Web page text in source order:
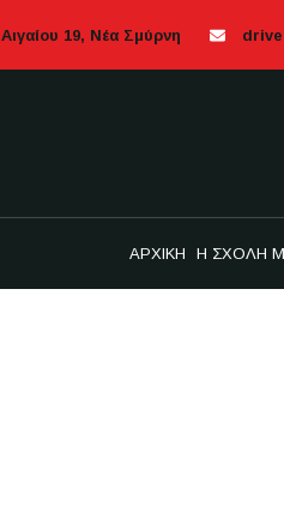
Αιγαίου 19, Νέα Σμύρνη
ΑΡΧΙΚΗ Η ΣΧΟΛΗ